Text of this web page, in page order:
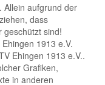
Allein aufgrund der
dass
geschützt sind!
1913 e.V.
Ehingen 1913 e.V..
Grafiken,
in anderen